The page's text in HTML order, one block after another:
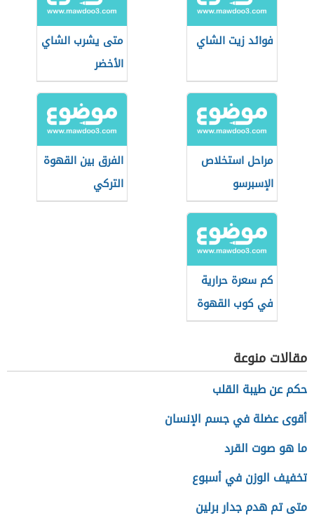
فوائد زيت الشاي
متى يشرب الشاي
الأخضر
مراحل استخلاص
الإسبرسو
الفرق بين القهوة
التركي
والإسبريسو
كم سعرة حرارية
في كوب القهوة
سريعة التحضير
مقالات منوعة
حكم عن طيبة القلب
أقوى عضلة في جسم الإنسان
ما هو صوت القرد
تخفيف الوزن في أسبوع
متى تم هدم جدار برلين